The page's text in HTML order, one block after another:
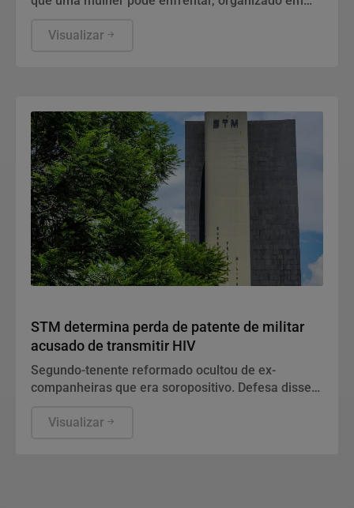
Visualizar
STM determina perda de patente de militar
acusado de transmitir HIV
Segundo-tenente reformado ocultou de ex-
companheiras que era soropositivo. Defesa disse
e não tem relação com a função no Exército.
Visualizar